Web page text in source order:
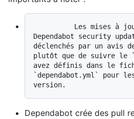
Dependabot security
déclenchés par un avis
plutôt que de suivre le
avez définis dans le
`dependabot.yml` pour
Dependabot crée des pull